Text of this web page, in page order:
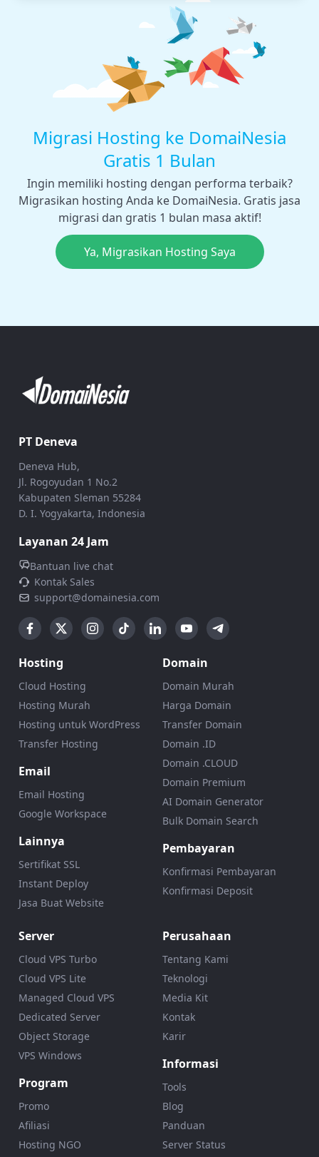
Migrasi Hosting ke DomaiNesia
Gratis 1 Bulan
Ingin memiliki hosting dengan performa terbaik?
Migrasikan hosting Anda ke DomaiNesia. Gratis jasa
migrasi dan gratis 1 bulan masa aktif!
Ya, Migrasikan Hosting Saya
PT Deneva
Deneva Hub,
Jl. Rogoyudan 1 No.2
Kabupaten Sleman 55284
D. I. Yogyakarta, Indonesia
Layanan 24 Jam
Bantuan live chat
Kontak Sales
support@domainesia.com
Hosting
Cloud Hosting
Hosting Murah
Hosting untuk WordPress
Transfer Hosting
Email
Email Hosting
Google Workspace
Lainnya
Sertifikat SSL
Instant Deploy
Jasa Buat Website
Domain
Domain Murah
Harga Domain
Transfer Domain
Domain .ID
Domain .CLOUD
Domain Premium
AI Domain Generator
Bulk Domain Search
Pembayaran
Konfirmasi Pembayaran
Konfirmasi Deposit
Server
Cloud VPS Turbo
Cloud VPS Lite
Managed Cloud VPS
Dedicated Server
Object Storage
VPS Windows
Program
Promo
Afiliasi
Hosting NGO
Perusahaan
Tentang Kami
Teknologi
Media Kit
Kontak
Karir
Informasi
Tools
Blog
Panduan
Server Status